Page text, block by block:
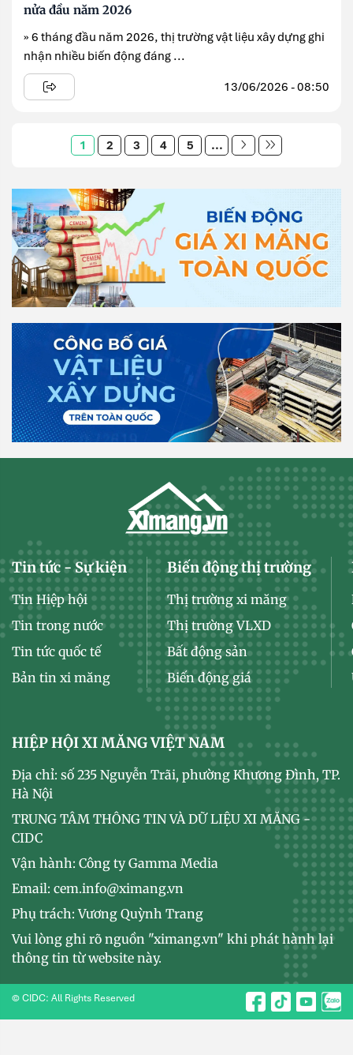
nửa đầu năm 2026
» 6 tháng đầu năm 2026, thị trường vật liệu xây dựng ghi
nhận nhiều biến động đáng ...
13/06/2026 - 08:50
1 2 3 4 5 ...
Tin tức - Sự kiện
Tin Hiệp hội
Tin trong nước
Tin tức quốc tế
Bản tin xi măng
Biến động thị trường
Thị trường xi măng
Thị trường VLXD
Bất động sản
Biến động giá
HIỆP HỘI XI MĂNG VIỆT NAM
Địa chỉ: số 235 Nguyễn Trãi, phường Khương Đình, TP.
Hà Nội
TRUNG TÂM THÔNG TIN VÀ DỮ LIỆU XI MĂNG -
CIDC
Vận hành: Công ty Gamma Media
Email: cem.info@ximang.vn
Phụ trách: Vương Quỳnh Trang
Vui lòng ghi rõ nguồn "ximang.vn" khi phát hành lại
thông tin từ website này.
© CIDC: All Rights Reserved